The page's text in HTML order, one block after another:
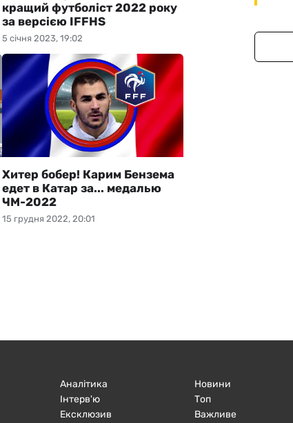
5 січня 2023, 19:02
кращий футболіст 2022 року
за версією IFFHS
15 грудня 2022, 20:01
Хитер бобер! Карим Бензема
едет в Катар за... медалью
ЧМ-2022
Аналітика
Інтерв'ю
Ексклюзив
Новини
Топ
Важливе